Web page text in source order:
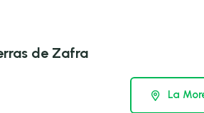
de Zafra
La